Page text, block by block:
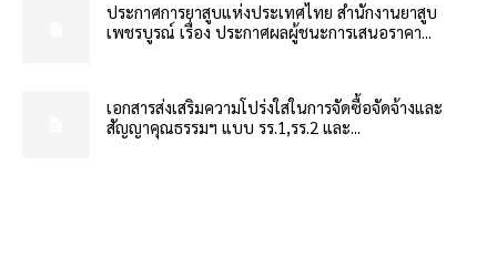
ประกาศการยาสูบแห่งประเทศไทย สำนักงานยาสูบ
เพชรบูรณ์ เรื่อง ประกาศผลผู้ชนะการเสนอราคา...
เอกสารส่งเสริมความโปร่งใสในการจัดซื้อจัดจ้างและ
สัญญาคุณธรรมฯ แบบ รร.1,รร.2 และ...